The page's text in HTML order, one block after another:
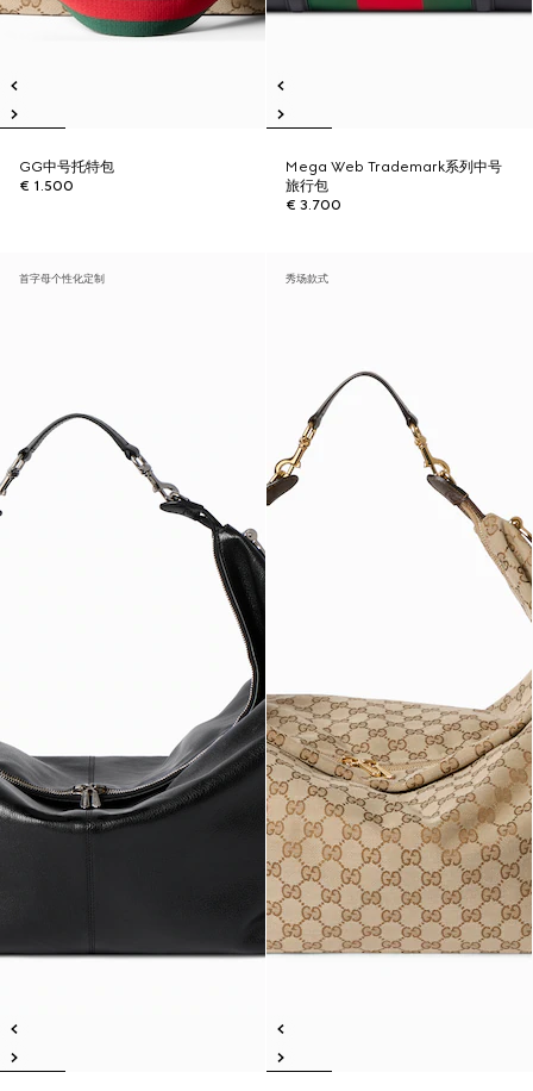
GG中号托特包
€ 1.500
Mega Web Trademark系列中号
旅行包
€ 3.700
首字母个性化定制 秀场款式